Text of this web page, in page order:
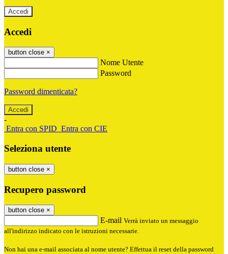
Accedi
Accedi
button close ×
Nome Utente
Password
Password dimenticata?
-
Entra con SPID Entra con CIE
Seleziona utente
button close ×
Recupero password
button close ×
E-mail Verrà inviato un messaggio
all'indirizzo indicato con le istruzioni necessarie.
Non hai una e-mail associata al nome utente? Effettua il reset della password